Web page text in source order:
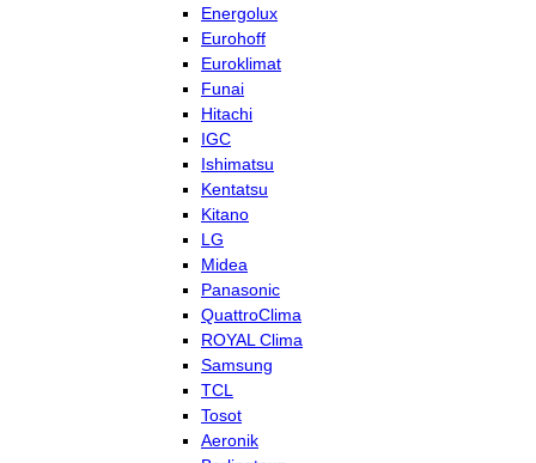
Energolux
Eurohoff
Euroklimat
Funai
Hitachi
IGC
Ishimatsu
Kentatsu
Kitano
LG
Midea
Panasonic
QuattroClima
ROYAL Clima
Samsung
TCL
Tosot
Aeronik